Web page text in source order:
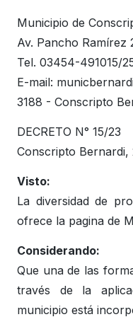
Municipio de
Av. Pancho Ramírez
Tel. 03454-491015/
E-mail:
3188 - Conscripto
DECRETO N° 15/23
Conscripto Bernardi,
Visto:
La diversidad de
ofrece la pagina de
Considerando:
Que una de las
través de la
municipio está